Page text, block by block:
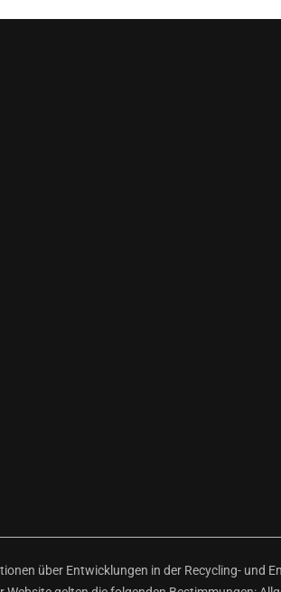
über Entwicklungen in der Recycling-